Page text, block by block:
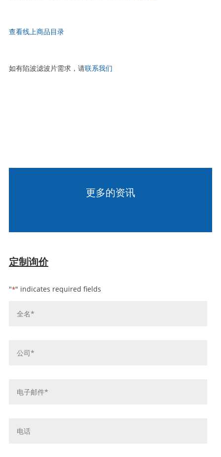
查看线上商品目录
如有陷波滤波片需求，请联系我们
更多的资讯
定制询价
"*" indicates required fields